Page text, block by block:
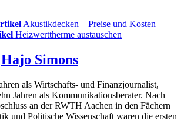
Akustikdecken – Preise und Kosten
Heizwerttherme austauschen
Hajo Simons
als Wirtschafts- und Finanzjournalist,
Jahren als Kommunikationsberater. Nach
an der RWTH Aachen in den Fächern
und Politische Wissenschaft waren die ersten